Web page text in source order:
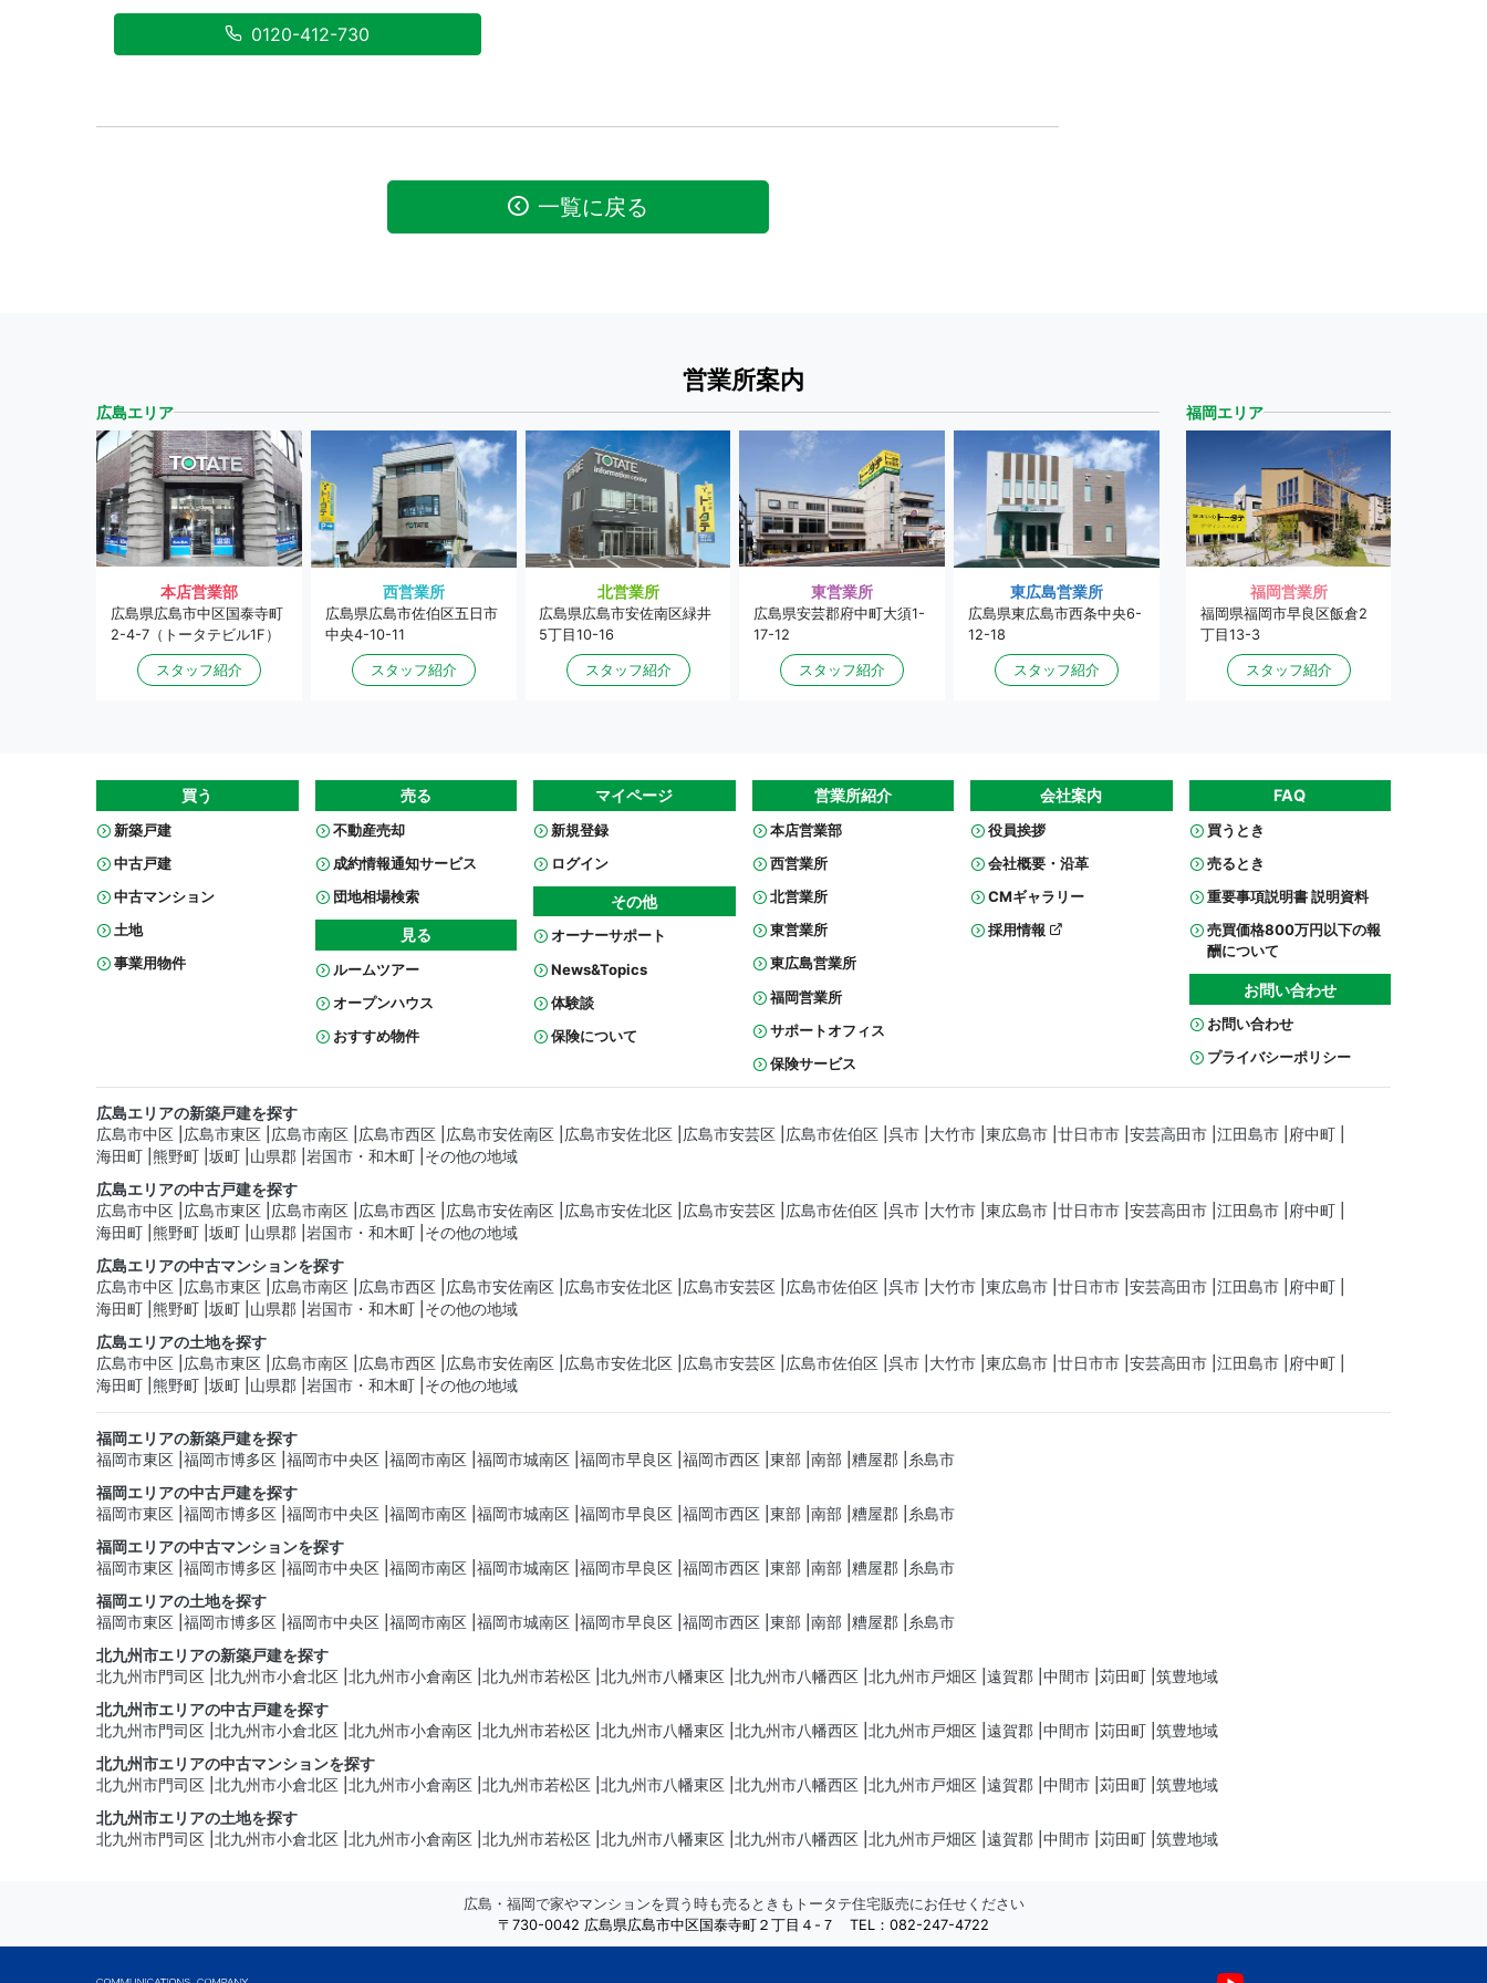
0120-412-730
一覧に戻る
営業所案内
広島エリア
本店営業部
広島県広島市中区国泰寺町
2-4-7（トータテビル1F）
スタッフ紹介
西営業所
広島県広島市佐伯区五日市
中央4-10-11
スタッフ紹介
北営業所
広島県広島市安佐南区緑井
5丁目10-16
スタッフ紹介
東営業所
広島県安芸郡府中町大須1-
17-12
スタッフ紹介
東広島営業所
広島県東広島市西条中央6-
12-18
スタッフ紹介
福岡エリア
福岡営業所
福岡県福岡市早良区飯倉2
丁目13-3
スタッフ紹介
買う
新築戸建
中古戸建
中古マンション
土地
事業用物件
売る
不動産売却
成約情報通知サービス
団地相場検索
見る
ルームツアー
オープンハウス
おすすめ物件
マイページ
新規登録
ログイン
その他
オーナーサポート
News&Topics
体験談
保険について
営業所紹介
本店営業部
西営業所
北営業所
東営業所
東広島営業所
福岡営業所
サポートオフィス
保険サービス
会社案内
役員挨拶
会社概要・沿革
CMギャラリー
採用情報
FAQ
買うとき
売るとき
重要事項説明書 説明資料
売買価格800万円以下の報
酬について
お問い合わせ
お問い合わせ
プライバシーポリシー
広島エリアの新築戸建を探す
広島市中区
広島市東区 広島市南区 広島市西区 広島市安佐南区 広島市安佐北区 広島市安芸区 広島市佐伯区 呉市 大竹市 東広島市 廿日市市 安芸高田市 江田島市
府中町
海田町 熊野町 坂町 山県郡 岩国市・和木町
その他の地域
広島エリアの中古戸建を探す
広島市中区
広島市東区 広島市南区 広島市西区 広島市安佐南区 広島市安佐北区 広島市安芸区 広島市佐伯区 呉市 大竹市 東広島市 廿日市市 安芸高田市 江田島市
府中町
海田町 熊野町 坂町 山県郡 岩国市・和木町
その他の地域
広島エリアの中古マンションを探す
広島市中区
広島市東区 広島市南区 広島市西区 広島市安佐南区 広島市安佐北区 広島市安芸区 広島市佐伯区 呉市 大竹市 東広島市 廿日市市 安芸高田市 江田島市
府中町
海田町 熊野町 坂町 山県郡 岩国市・和木町
その他の地域
広島エリアの土地を探す
広島市中区
広島市東区 広島市南区 広島市西区 広島市安佐南区 広島市安佐北区 広島市安芸区 広島市佐伯区 呉市 大竹市 東広島市 廿日市市 安芸高田市 江田島市
府中町
海田町 熊野町 坂町 山県郡 岩国市・和木町 その他の地域
福岡エリアの新築戸建を探す
福岡市東区 福岡市博多区 福岡市中央区 福岡市南区 福岡市城南区 福岡市早良区 福岡市西区 東部 南部 糟屋郡
糸島市
福岡エリアの中古戸建を探す
福岡市東区 福岡市博多区 福岡市中央区 福岡市南区 福岡市城南区 福岡市早良区 福岡市西区 東部 南部 糟屋郡
糸島市
福岡エリアの中古マンションを探す
福岡市東区 福岡市博多区 福岡市中央区 福岡市南区 福岡市城南区 福岡市早良区 福岡市西区 東部 南部 糟屋郡
糸島市
福岡エリアの土地を探す
福岡市東区 福岡市博多区 福岡市中央区 福岡市南区 福岡市城南区 福岡市早良区 福岡市西区 東部 南部 糟屋郡
糸島市
北九州市エリアの新築戸建を探す
北九州市門司区 北九州市小倉北区 北九州市小倉南区 北九州市若松区 北九州市八幡東区 北九州市八幡西区 北九州市戸畑区 遠賀郡 中間市 苅田町 筑豊地域
北九州市エリアの中古戸建を探す
北九州市門司区 北九州市小倉北区 北九州市小倉南区 北九州市若松区 北九州市八幡東区 北九州市八幡西区 北九州市戸畑区 遠賀郡 中間市 苅田町 筑豊地域
北九州市エリアの中古マンションを探す
北九州市門司区 北九州市小倉北区 北九州市小倉南区 北九州市若松区 北九州市八幡東区 北九州市八幡西区 北九州市戸畑区 遠賀郡 中間市 苅田町 筑豊地域
北九州市エリアの土地を探す
北九州市門司区 北九州市小倉北区 北九州市小倉南区 北九州市若松区 北九州市八幡東区 北九州市八幡西区 北九州市戸畑区 遠賀郡 中間市 苅田町 筑豊地域
広島・福岡で家やマンションを買う時も売るときも トータテ住宅販売にお任せください
〒730-0042 広島県広島市中区国泰寺町２丁目４-７ TEL：082-247-4722